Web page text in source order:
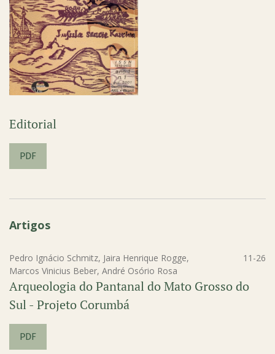
Editorial
PDF
Artigos
Pedro Ignácio Schmitz, Jaira Henrique Rogge,
Marcos Vinicius Beber, André Osório Rosa
11-26
Arqueologia do Pantanal do Mato Grosso do
Sul - Projeto Corumbá
PDF